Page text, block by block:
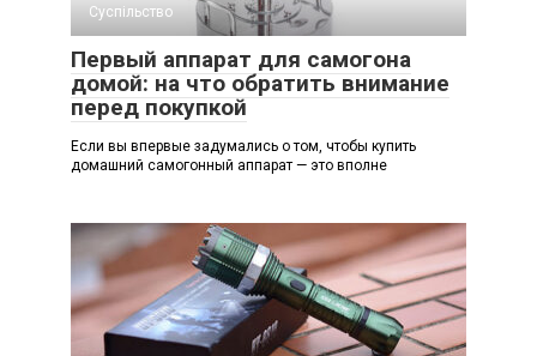
Суспільство
Первый аппарат для самогона
домой: на что обратить внимание
перед покупкой
Если вы впервые задумались о том, чтобы купить
домашний самогонный аппарат — это вполне